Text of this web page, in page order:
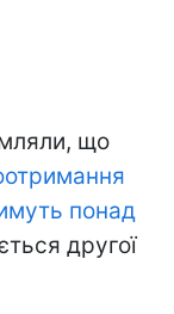
що
понад
другої